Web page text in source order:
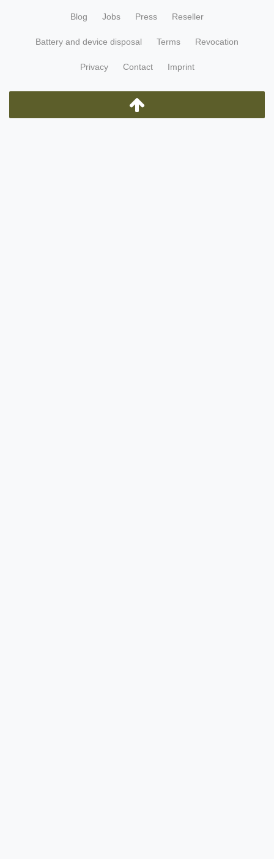
Blog Jobs Press Reseller
Battery and device disposal Terms Revocation
Privacy Contact Imprint